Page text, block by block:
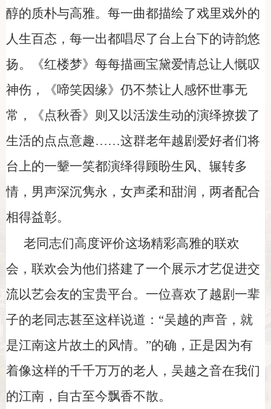
醇的质朴与高雅。每一曲都描绘了戏里戏外的
人生百态，每一出都唱尽了台上台下的诗韵悠
扬。《红楼梦》每每描画宝黛爱情总让人慨叹
神伤，《啼笑因缘》仍不禁让人感怀世事无
常，《点秋香》则又以活泼生动的演绎撩拨了
生活的点点意趣……这群老年越剧爱好者们将
台上的一颦一笑都演绎得顾盼生风、辗转多
情，男声深沉隽永，女声柔和甜润，两者配合
相得益彰。
老同志们高度评价这场精彩高雅的联欢
会，联欢会为他们搭建了一个展示才艺促进交
流以艺会友的宝贵平台。一位喜欢了越剧一辈
子的老同志甚至这样说道：“吴越的声音，就
是江南这片故土的风情。”的确，正是因为有
着像这样的千千万万的老人，吴越之音在我们
的江南，自古至今飘香不散。